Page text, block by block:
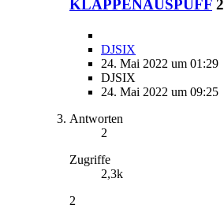
KLAPPENAUSPUFF 2
DJSIX
24. Mai 2022 um 01:29
DJSIX
24. Mai 2022 um 09:25
Antworten
2
Zugriffe
2,3k
2